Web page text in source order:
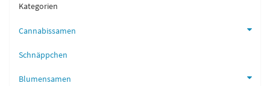
Kategorien
Cannabissamen
Schnäppchen
Blumensamen